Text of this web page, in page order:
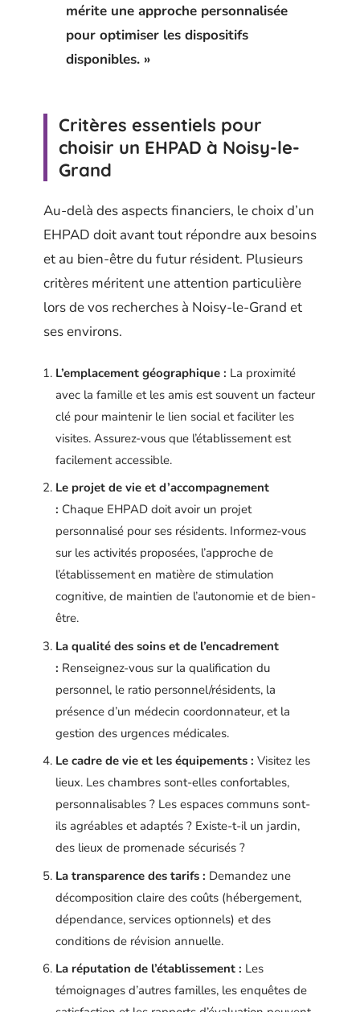
mérite une approche personnalisée
pour optimiser les dispositifs
disponibles. »
Critères essentiels pour
choisir un EHPAD à Noisy-le-
Grand
Au-delà des aspects financiers, le choix d’un
EHPAD doit avant tout répondre aux besoins
et au bien-être du futur résident. Plusieurs
critères méritent une attention particulière
lors de vos recherches à Noisy-le-Grand et
ses environs.
L’emplacement géographique : La proximité
avec la famille et les amis est souvent un facteur
clé pour maintenir le lien social et faciliter les
visites. Assurez-vous que l’établissement est
facilement accessible.
Le projet de vie et d’accompagnement
: Chaque EHPAD doit avoir un projet
personnalisé pour ses résidents. Informez-vous
sur les activités proposées, l’approche de
l’établissement en matière de stimulation
cognitive, de maintien de l’autonomie et de bien-
être.
La qualité des soins et de l’encadrement
: Renseignez-vous sur la qualification du
personnel, le ratio personnel/résidents, la
présence d’un médecin coordonnateur, et la
gestion des urgences médicales.
Le cadre de vie et les équipements : Visitez les
lieux. Les chambres sont-elles confortables,
personnalisables ? Les espaces communs sont-
ils agréables et adaptés ? Existe-t-il un jardin,
des lieux de promenade sécurisés ?
La transparence des tarifs : Demandez une
décomposition claire des coûts (hébergement,
dépendance, services optionnels) et des
conditions de révision annuelle.
La réputation de l’établissement : Les
témoignages d’autres familles, les enquêtes de